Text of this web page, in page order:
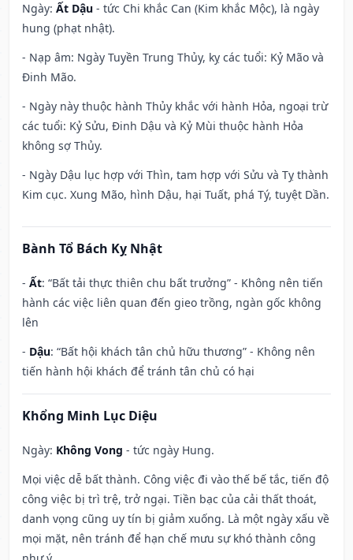
Ngày: Ất Dậu - tức Chi khắc Can (Kim khắc Mộc), là ngày
hung (phạt nhật).
- Nạp âm: Ngày Tuyền Trung Thủy, kỵ các tuổi: Kỷ Mão và
Đinh Mão.
- Ngày này thuộc hành Thủy khắc với hành Hỏa, ngoại trừ
các tuổi: Kỷ Sửu, Đinh Dậu và Kỷ Mùi thuộc hành Hỏa
không sợ Thủy.
- Ngày Dậu lục hợp với Thìn, tam hợp với Sửu và Tỵ thành
Kim cục. Xung Mão, hình Dậu, hại Tuất, phá Tý, tuyệt Dần.
Bành Tổ Bách Kỵ Nhật
- Ất: “Bất tải thực thiên chu bất trưởng” - Không nên tiến
hành các việc liên quan đến gieo trồng, ngàn gốc không
lên
- Dậu: “Bất hội khách tân chủ hữu thương” - Không nên
tiến hành hội khách để tránh tân chủ có hại
Khổng Minh Lục Diệu
Ngày: Không Vong - tức ngày Hung.
Mọi việc dễ bất thành. Công việc đi vào thế bế tắc, tiến độ
công việc bị trì trệ, trở ngại. Tiền bạc của cải thất thoát,
danh vọng cũng uy tín bị giảm xuống. Là một ngày xấu về
mọi mặt, nên tránh để hạn chế mưu sự khó thành công